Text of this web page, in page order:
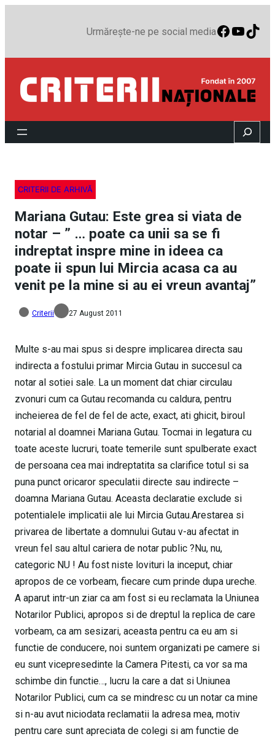
Urmărește-ne pe social media
Search
CRITERII DE ARHIVĂ
Mariana Gutau: Este grea si viata de
notar – ” … poate ca unii sa se fi
indreptat inspre mine in ideea ca
poate ii spun lui Mircia acasa ca au
venit pe la mine si au ei vreun avantaj”
Criterii 27 August 2011
Multe s-au mai spus si despre implicarea directa sau
indirecta a fostului primar Mircia Gutau in succesul ca
notar al sotiei sale. La un moment dat chiar circulau
zvonuri cum ca Gutau recomanda cu caldura, pentru
incheierea de fel de fel de acte, exact, ati ghicit, biroul
notarial al doamnei Mariana Gutau. Tocmai in legatura cu
toate aceste lucruri, toate temerile sunt spulberate exact
de persoana cea mai indreptatita sa clarifice totul si sa
puna punct oricaror speculatii directe sau indirecte –
doamna Mariana Gutau. Aceasta declaratie exclude si
potentialele implicatii ale lui Mircia Gutau.Arestarea si
privarea de libertate a domnului Gutau v-au afectat in
vreun fel sau altul cariera de notar public ?Nu, nu,
categoric NU ! Au fost niste lovituri la inceput, chiar
apropos de ce vorbeam, fiecare cum prinde dupa ureche.
A aparut intr-un ziar ca am fost si eu reclamata la Uniunea
Notarilor Publici, apropos si de dreptul la replica de care
vorbeam, ca am sesizari, aceasta pentru ca eu am si
functie de conducere, noi suntem organizati pe camere si
eu sunt vicepresedinte la Camera Pitesti, ca vor sa ma
schimbe din functie…, lucru la care a dat si Uniunea
Notarilor Publici, cum ca se mindresc cu un notar ca mine
si n-au avut niciodata reclamatii la adresa mea, motiv
pentru care sunt apreciata de colegi si am functie de